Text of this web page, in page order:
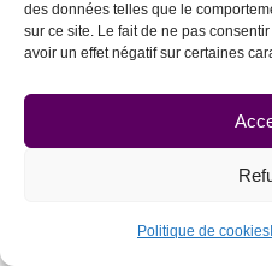
des données telles que le
sur ce site. Le fait de ne pas
avoir un effet négatif sur certaines
Politique de cookies
Si vous envisagez
réfléchir aux points
Aux mots clés sur